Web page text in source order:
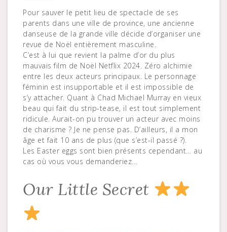
Pour sauver le petit lieu de spectacle de ses
parents dans une ville de province, une ancienne
danseuse de la grande ville décide d’organiser une
revue de Noël entièrement masculine.
C’est à lui que revient la palme d’or du plus
mauvais film de Noël Netflix 2024. Zéro alchimie
entre les deux acteurs principaux. Le personnage
féminin est insupportable et il est impossible de
s’y attacher. Quant à Chad Michael Murray en vieux
beau qui fait du strip-tease, il est tout simplement
ridicule. Aurait-on pu trouver un acteur avec moins
de charisme ? Je ne pense pas. D’ailleurs, il a mon
âge et fait 10 ans de plus (que s’est-il passé ?).
Les Easter eggs sont bien présents cependant… au
cas où vous vous demanderiez…
Our Little Secret